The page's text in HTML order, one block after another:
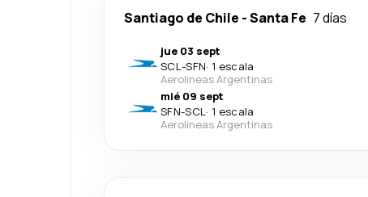
Santiago de Chile -Santa Fe 7 días
jue 03 sept
SCL-SFN· 1 escala
Aerolineas Argentinas
mié 09 sept
SFN-SCL· 1 escala
Aerolineas Argentinas